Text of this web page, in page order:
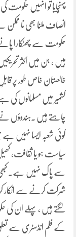
پہنچایا تو انہیں
انصاف ملنا بھی نا
حکومت سے چھٹکارا
ہیں ، جن میں اکثر
خالصتان خاص طور پر
کشمیر میں مسلمانوں
چاہتے ہیں ۔ہندوؤں نے
کوئی شعبہ ایسا نہیں
سیاست ہو یا ثقافت،
سے پاک نہیں ہے۔
شرکت کرنے سے انکار کر
لگتے ہیں ، پہلے ان
کے فلم انڈسٹری سے